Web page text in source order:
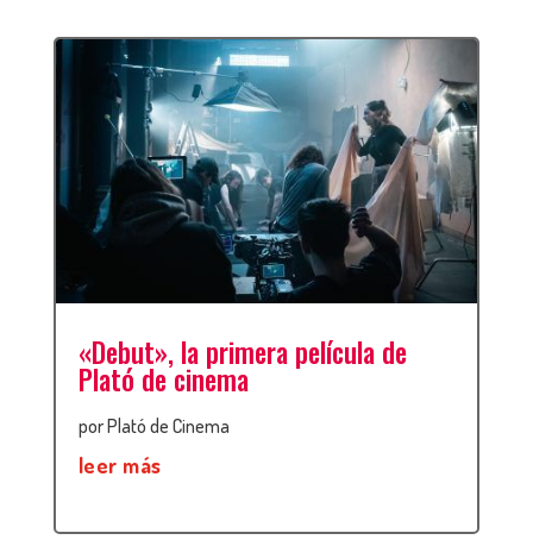
«Debut», la primera película de
Plató de cinema
porPlató de Cinema
leer más